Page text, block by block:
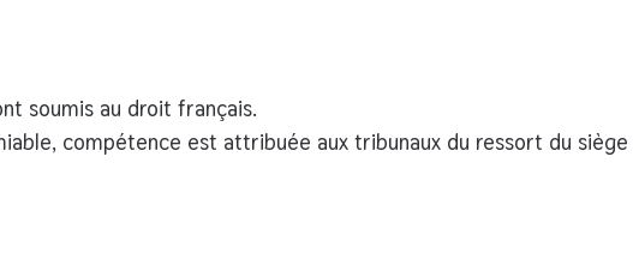
soumis au droit français.
compétence est attribuée aux tribunaux du ressort du siège